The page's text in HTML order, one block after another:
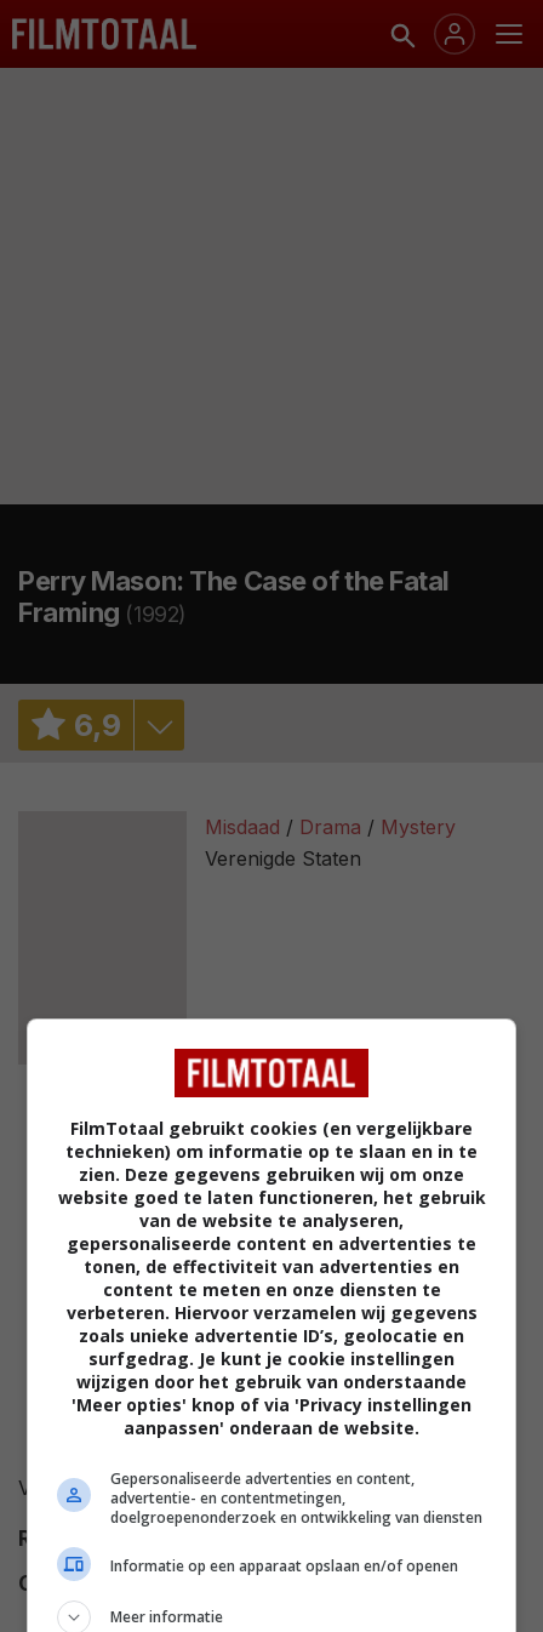
Perry Mason: The Case of the Fatal
Framing (1992)
6,9
Misdaad Drama
Mystery
Verenigde Staten
Voor deze film is nog geen synopsis beschikbaar.
Regie
Cast
James McEachin
Raymond
Burr
FilmTotaal gebruikt cookies (en vergelijkbare
technieken) om informatie op te slaan en in te
zien. Deze gegevens gebruiken wij om onze
website goed te laten functioneren, het gebruik
van de website te analyseren,
gepersonaliseerde content en advertenties te
tonen, de effectiviteit van advertenties en
content te meten en onze diensten te
verbeteren. Hiervoor verzamelen wij gegevens
zoals unieke advertentie ID’s, geolocatie en
surfgedrag. Je kunt je cookie instellingen
wijzigen door het gebruik van onderstaande
'Meer opties' knop of via 'Privacy instellingen
aanpassen' onderaan de website.
Gepersonaliseerde advertenties en content,
advertentie- en contentmetingen,
doelgroepenonderzoek en ontwikkeling van diensten
Informatie op een apparaat opslaan en/of openen
Meer informatie